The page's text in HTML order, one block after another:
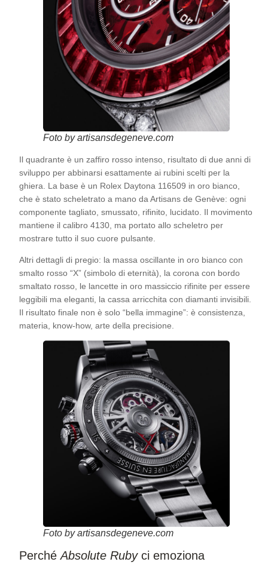
Foto by artisansdegeneve.com
Il quadrante è un zaffiro rosso intenso, risultato di due anni di
sviluppo per abbinarsi esattamente ai rubini scelti per la
ghiera. La base è un Rolex Daytona 116509 in oro bianco,
che è stato scheletrato a mano da Artisans de Genève: ogni
componente tagliato, smussato, rifinito, lucidato. Il movimento
mantiene il calibro 4130, ma portato allo scheletro per
mostrare tutto il suo cuore pulsante.
Altri dettagli di pregio: la massa oscillante in oro bianco con
smalto rosso “X” (simbolo di eternità), la corona con bordo
smaltato rosso, le lancette in oro massiccio rifinite per essere
leggibili ma eleganti, la cassa arricchita con diamanti invisibili.
Il risultato finale non è solo “bella immagine”: è consistenza,
materia, know-how, arte della precisione.
Foto by artisansdegeneve.com
PerchéAbsolute Rubyci emoziona